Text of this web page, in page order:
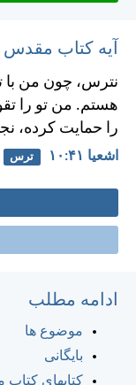
آیه کتاب
نترس، چون من با
هستم. من تو را
را حمايت كرده،
اشعيا ۴۱:‏۱۰ ترس
ادامه مطلب
موضوع ها
بایگانی
کتابهای